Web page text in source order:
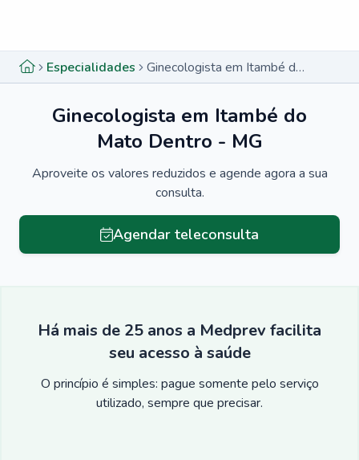
Especialidades Ginecologista em Itambé do Mato Dentro - MG
Ginecologista em Itambé do
Mato Dentro - MG
Aproveite os valores reduzidos e agende agora a sua
consulta.
Agendar teleconsulta
Há mais de 25 anos a Medprev facilita
seu acesso à saúde
O princípio é simples: pague somente pelo serviço
utilizado, sempre que precisar.